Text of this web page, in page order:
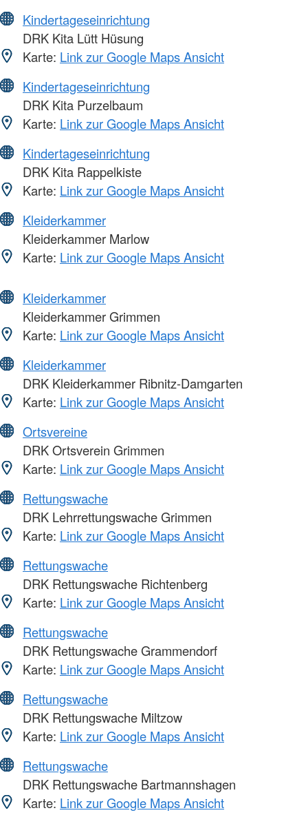
Kindertageseinrichtung
DRK Kita Lütt Hüsung
Karte: Link zur Google Maps Ansicht
Kindertageseinrichtung
DRK Kita Purzelbaum
Karte: Link zur Google Maps Ansicht
Kindertageseinrichtung
DRK Kita Rappelkiste
Karte: Link zur Google Maps Ansicht
Kleiderkammer
Kleiderkammer Marlow
Karte: Link zur Google Maps Ansicht
Kleiderkammer
Kleiderkammer Grimmen
Karte: Link zur Google Maps Ansicht
Kleiderkammer
DRK Kleiderkammer Ribnitz-Damgarten
Karte: Link zur Google Maps Ansicht
Ortsvereine
DRK Ortsverein Grimmen
Karte: Link zur Google Maps Ansicht
Rettungswache
DRK Lehrrettungswache Grimmen
Karte: Link zur Google Maps Ansicht
Rettungswache
DRK Rettungswache Richtenberg
Karte: Link zur Google Maps Ansicht
Rettungswache
DRK Rettungswache Grammendorf
Karte: Link zur Google Maps Ansicht
Rettungswache
DRK Rettungswache Miltzow
Karte: Link zur Google Maps Ansicht
Rettungswache
DRK Rettungswache Bartmannshagen
Karte: Link zur Google Maps Ansicht